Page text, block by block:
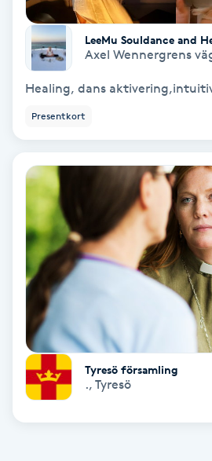
Gel naglar
Gelenaglar
Gellack
Gellack med förstärkning
Gravidmassage
Gravidyoga
Gruppträning
Gua Sha-massage
Hatha Yoga
LeeMu Souldance and
Axel Wennergrens
Healing, dans
Presentkort
Tyresö församling
., Tyresö